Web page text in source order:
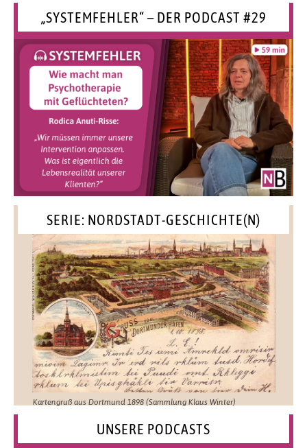
„SYSTEMFEHLER“ – DER PODCAST #29
SERIE: NORDSTADT-GESCHICHTE(N)
Kartengruß aus Dortmund 1898 (Sammlung Klaus Winter)
UNSERE PODCASTS